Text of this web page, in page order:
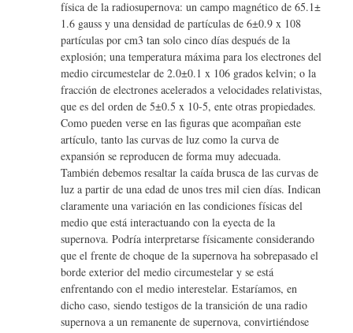
física de la radiosupernova: un campo magnético de 65.1±
1.6 gauss y una densidad de partículas de 6±0.9 x 108
partículas por cm3 tan solo cinco días después de la
explosión; una temperatura máxima para los electrones del
medio circumestelar de 2.0±0.1 x 106 grados kelvin; o la
fracción de electrones acelerados a velocidades relativistas,
que es del orden de 5±0.5 x 10-5, ente otras propiedades.
Como pueden verse en las figuras que acompañan este
artículo, tanto las curvas de luz como la curva de
expansión se reproducen de forma muy adecuada.
También debemos resaltar la caída brusca de las curvas de
luz a partir de una edad de unos tres mil cien días. Indican
claramente una variación en las condiciones físicas del
medio que está interactuando con la eyecta de la
supernova. Podría interpretarse físicamente considerando
que el frente de choque de la supernova ha sobrepasado el
borde exterior del medio circumestelar y se está
enfrentando con el medio interestelar. Estaríamos, en
dicho caso, siendo testigos de la transición de una radio
supernova a un remanente de supernova, convirtiéndose